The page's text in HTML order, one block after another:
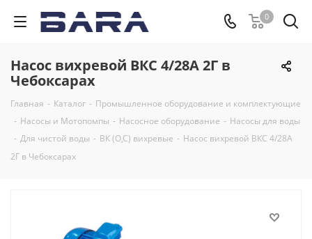
0
Насос вихревой ВКС 4/28А 2Г в
Чебоксарах
Главная - Каталог - Промышленное оборудование и комплектующие
- Насосы и Мотопомпы - Насосное оборудование - Насосы для воды
- Для чистой воды - ВК (О,С) вихревые - Насос вихревой ВКС 4/28А
2Г в Чебоксарах